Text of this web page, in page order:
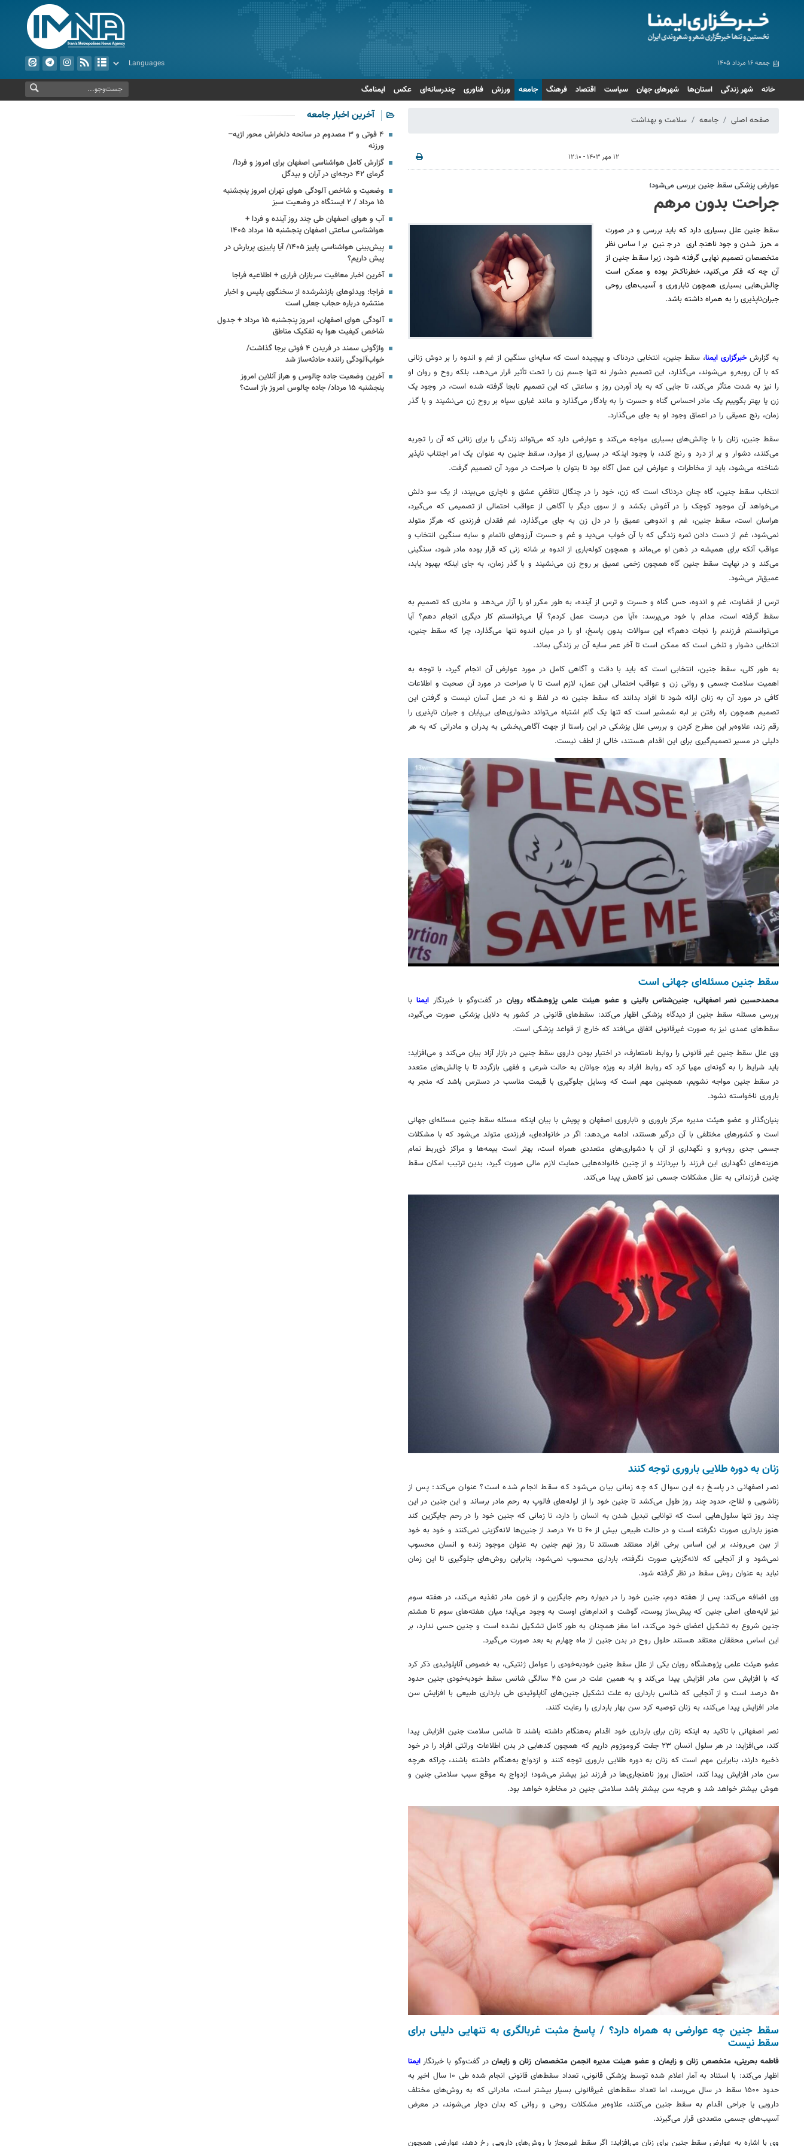
جمعه ۱۶ مرداد ۱۴۰۵
خانه شهر زندگی استان‌ها شهرهای جهان سیاست اقتصاد فرهنگ جامعه ورزش فناوری چندرسانه‌ای عکس ایمنامگ
صفحه اصلی جامعه سلامت و بهداشت
۱۲ مهر ۱۴۰۳ - ۱۲:۱۰
عوارض پزشکی سقط جنین بررسی می‌شود؛
جراحت بدون مرهم
سقط جنین علل بسیاری دارد که باید بررسی و در صورت
محرز شدن وجود ناهنجاری در جنین بر اساس نظر
متخصصان تصمیم نهایی گرفته شود، زیرا سقط جنین از
آن چه که فکر می‌کنید، خطرناک‌تر بوده و ممکن است
چالش‌هایی بسیاری همچون ناباروری و آسیب‌های روحی
جبران‌ناپذیری را به همراه داشته باشد.
‌به گزارشخبرگزاری ایمنا، سقط جنین، انتخابی دردناک و پیچیده است که سایه‌ای سنگین از غم و اندوه را بر دوش زنانی
که با آن روبه‌رو می‌شوند، می‌گذارد، این تصمیم دشوار نه تنها جسم زن را تحت تأثیر قرار می‌دهد، بلکه روح و روان او
را نیز به شدت متأثر می‌کند، تا جایی که به یاد آوردن روز و ساعتی که این تصمیم نابجا گرفته شده است، در وجود یک
زن یا بهتر بگوییم یک مادر احساس گناه و حسرت را به یادگار می‌گذارد و مانند غباری سیاه بر روح زن می‌نشیند و با گذر
زمان، رنج عمیقی را در اعماق وجود او به جای می‌گذارد.
سقط جنین، زنان را با چالش‌های بسیاری مواجه می‌کند و عوارضی دارد که می‌تواند زندگی را برای زنانی که آن را تجربه
می‌کنند، دشوار و پر از درد و رنج کند، با وجود اینکه در بسیاری از موارد، سقط جنین به عنوان یک امر اجتناب ناپذیر
شناخته می‌شود، باید از مخاطرات و عوارض این عمل آگاه بود تا بتوان با صراحت در مورد آن تصمیم گرفت.
انتخاب سقط جنین، گاه چنان دردناک است که زن، خود را در چنگال تناقضِ عشق و ناچاری می‌بیند، از یک سو دلش
می‌خواهد آن موجود کوچک را در آغوش بکشد و از سوی دیگر با آگاهی از عواقب احتمالی از تصمیمی که می‌گیرد،
هراسان است، سقط جنین، غم و اندوهی عمیق را در دل زن به جای می‌گذارد، غم فقدان فرزندی که هرگز متولد
نمی‌شود، غم از دست دادن ثمره زندگی که با آن خواب می‌دید و غم و حسرت آرزوهای ناتمام و سایه سنگین انتخاب و
عواقب آنکه برای همیشه در ذهن او می‌ماند و همچون کوله‌باری از اندوه بر شانه زنی که قرار بوده مادر شود، سنگینی
می‌کند و در نهایت سقط جنین گاه همچون زخمی عمیق بر روح زن می‌نشیند و با گذر زمان، به جای اینکه بهبود یابد،
عمیق‌تر می‌شود.
ترس از قضاوت، غم و اندوه، حس گناه و حسرت و ترس از آینده، به طور مکرر او را آزار می‌دهد و مادری که تصمیم به
سقط گرفته است، مدام با خود می‌پرسد: «آیا من درست عمل کردم؟ آیا می‌توانستم کار دیگری انجام دهم؟ آیا
می‌توانستم فرزندم را نجات دهم؟» این سوالات بدون پاسخ، او را در میان اندوه تنها می‌گذارد، چرا که سقط جنین،
انتخابی دشوار و تلخی است که ممکن است تا آخر عمر سایه آن بر زندگی بماند.
به طور کلی، سقط جنین، انتخابی است که باید با دقت و آگاهی کامل در مورد عوارض آن انجام گیرد، با توجه به
اهمیت سلامت جسمی و روانی زن و عواقب احتمالی این عمل، لازم است تا با صراحت در مورد آن صحبت و اطلاعات
کافی در مورد آن به زنان ارائه شود تا افراد بدانند که سقط جنین نه در لفظ و نه در عمل آسان نیست و گرفتن این
تصمیم همچون راه رفتن بر لبه شمشیر است که تنها یک گام اشتباه می‌تواند دشواری‌های بی‌پایان و جبران ناپذیری را
رقم زند، علاوه‌بر این مطرح کردن و بررسی علل پزشکی در این راستا از جهت آگاهی‌بخشی به پدران و مادرانی که به هر
دلیلی در مسیر تصمیم‌گیری برای این اقدام هستند، خالی از لطف نیست.
سقط جنین مسئله‌ای جهانی است
محمدحسین نصر اصفهانی، جنین‌شناس بالینی و عضو هیئت علمی پژوهشگاه رویان در گفت‌وگو با خبرنگار ایمنابا
بررسی مسئله سقط جنین از دیدگاه پزشکی اظهار می‌کند: سقط‌های قانونی در کشور به دلایل پزشکی صورت می‌گیرد،
سقط‌های عمدی نیز به صورت غیرقانونی اتفاق می‌افتد که خارج از قواعد پزشکی است.
وی علل سقط جنین غیر قانونی را روابط نامتعارف، در اختیار بودن داروی سقط جنین در بازار آزاد بیان می‌کند و می‌افزاید:
باید شرایط را به گونه‌ای مهیا کرد که روابط افراد به ویژه جوانان به حالت شرعی و فقهی بازگردد تا با چالش‌های متعدد
در سقط جنین مواجه نشویم، همچنین مهم است که وسایل جلوگیری با قیمت مناسب در دسترس باشد که منجر به
باروری ناخواسته نشود.
بنیان‌گذار و عضو هیئت مدیره مرکز باروری و ناباروری اصفهان و پویش با بیان اینکه مسئله سقط جنین مسئله‌ای جهانی
است و کشورهای مختلفی با آن درگیر هستند، ادامه می‌دهد: اگر در خانواده‌ای، فرزندی متولد می‌شود که با مشکلات
جسمی جدی روبه‌رو و نگهداری از آن با دشواری‌های متعددی همراه است، بهتر است بیمه‌ها و مراکز ذی‌ربط تمام
هزینه‌های نگهداری این فرزند را بپردازند و از چنین خانواده‌هایی حمایت لازم مالی صورت گیرد، بدین ترتیب امکان سقط
چنین فرزندانی به علل مشکلات جسمی نیز کاهش پیدا می‌کند.
زنان به دوره طلایی باروری توجه کنند
نصر اصفهانی در پاسخ به این سوال که چه زمانی بیان می‌شود که سقط انجام شده است؟ عنوان می‌کند: پس از
زناشویی و لقاح، حدود چند روز طول می‌کشد تا جنین خود را از لوله‌های فالوپ به رحم مادر برساند و این جنین در این
چند روز تنها سلول‌هایی است که توانایی تبدیل شدن به انسان را دارد، تا زمانی که جنین خود را در رحم جایگزین کند
هنوز بارداری صورت نگرفته است و در حالت طبیعی بیش از ۶۰ تا ۷۰ درصد از جنین‌ها لانه‌گزینی نمی‌کنند و خود به خود
از بین می‌روند، بر این اساس برخی افراد معتقد هستند تا روز نهم جنین به عنوان موجود زنده و انسان محسوب
نمی‌شود و از آنجایی که لانه‌گزینی صورت نگرفته، بارداری محسوب نمی‌شود، بنابراین روش‌های جلوگیری تا این زمان
نباید به عنوان روش سقط در نظر گرفته شود.
وی اضافه می‌کند: پس از هفته دوم، جنین خود را در دیواره رحم جایگزین و از خون مادر تغذیه می‌کند، در هفته سوم
نیز لایه‌های اصلی جنین که پیش‌ساز پوست، گوشت و اندام‌های اوست به وجود می‌آید؛ میان هفته‌های سوم تا هشتم
جنین شروع به تشکیل اعضای خود می‌کند، اما مغز همچنان به طور کامل تشکیل نشده است و جنین حسی ندارد، بر
این اساس محققان معتقد هستند حلول روح در بدن جنین از ماه چهارم به بعد صورت می‌گیرد.
عضو هیئت علمی پژوهشگاه رویان یکی از علل سقط جنین خودبه‌خودی را عوامل ژنتیکی، به خصوصآناپلوئیدی ذکر کرد
که با افزایش سن مادر افزایش پیدا می‌کند و به همین علت در سن ۴۵ سالگی شانس سقط خودبه‌خودی جنین حدود
۵۰ درصد است و از آنجایی که شانس بارداری به علت تشکیل جنین‌های
آناپلوئیدی طی بارداری طبیعی با افزایش سن
مادر افزایش پیدا می‌کند، به زنان توصیه کرد سن بهار بارداری را رعایت کنند.
نصر اصفهانی با تاکید به اینکه زنان برای بارداری خود اقدام به‌هنگام داشته باشند تا شانس سلامت جنین افزایش پیدا
کند، می‌افزاید: در هر سلول انسان ۲۳ جفت کروموزوم داریم که همچون کدهایی در بدن اطلاعات وراثتی افراد را در خود
ذخیره دارند، بنابراین مهم است که زنان به دوره طلایی باروری توجه کنند و ازدواج به‌هنگام داشته باشند، چراکه هرچه
سن مادر افزایش پیدا کند، احتمال بروز ناهنجاری‌ها در فرزند نیز بیشتر می‌شود؛ ازدواج به موقع سبب سلامتی جنین و
هوش بیشتر خواهد شد و هرچه سن بیشتر باشد سلامتی جنین در مخاطره خواهد بود.
سقط جنین چه عوارضی به همراه دارد؟ / ‏پاسخ مثبت غربالگری به تنهایی دلیلی برای
سقط نیست
فاطمه بحرینی، متخصص زنان و زایمان و عضو هیئت مدیره انجمن متخصصان زنان و زایماندر گفت‌وگو با خبرنگار ایمنا
اظهار می‌کند: با استناد به آمار اعلام شده توسط پزشکی قانونی، تعداد سقط‌های قانونی انجام شده طی ۱۰ سال اخیر به
حدود ۱۵۰۰ سقط در سال می‌رسد، اما تعداد سقط‌های غیرقانونی بسیار بیشتر است، مادرانی که به روش‌های مختلف
دارویی یا جراحی اقدام به سقط جنین می‌کنند، علاوه‌بر مشکلات روحی و روانی که بدان دچار می‌شوند، در معرض
آسیب‌های جسمی متعددی قرار می‌گیرند.
وی با اشاره به عوارض سقط جنین برای زنان می‌افزاید: اگر سقط غیرمجاز با روش‌های دارویی رخ دهد، عوارضی همچون
آخرین اخبار جامعه
۴ فوتی و ۳ مصدوم در سانحه دلخراش محور اژیه–
ورزنه
گزارش کامل هواشناسی اصفهان برای امروز و فردا/
گرمای ۴۲ درجه‌ای در آران و بیدگل
وضعیت و شاخص آلودگی هوای تهران امروز پنجشنبه
۱۵ مرداد / ۲ ایستگاه در وضعیت سبز
آب و هوای اصفهان طی چند روز آینده و فردا +
هواشناسی ساعتی اصفهان پنجشنبه ۱۵ مرداد ۱۴۰۵
پیش‌بینی هواشناسی پاییز ۱۴۰۵/ آیا پاییزی پربارش در
پیش داریم؟
آخرین اخبار معافیت سربازان فراری + اطلاعیه فراجا
فراجا: ویدئوهای بازنشرشده از سخنگوی پلیس و اخبار
منتشره درباره حجاب جعلی است
آلودگی هوای اصفهان، امروز پنجشنبه ۱۵ مرداد + جدول
شاخص کیفیت هوا به تفکیک مناطق
واژگونی سمند در فریدن ۴ فوتی برجا گذاشت/
خواب‌آلودگی راننده حادثه‌ساز شد
آخرین وضعیت جاده چالوس و هراز آنلاین امروز
پنجشنبه ۱۵ مرداد/ جاده چالوس امروز باز است؟